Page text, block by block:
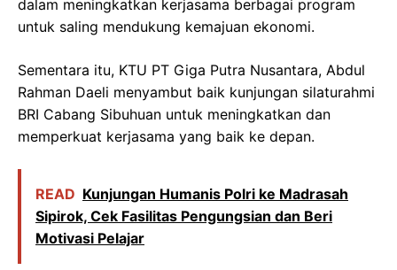
dalam meningkatkan kerjasama berbagai program
untuk saling mendukung kemajuan ekonomi.
Sementara itu, KTU PT Giga Putra Nusantara, Abdul
Rahman Daeli menyambut baik kunjungan silaturahmi
BRI Cabang Sibuhuan untuk meningkatkan dan
memperkuat kerjasama yang baik ke depan.
READ Kunjungan Humanis Polri ke Madrasah
Sipirok, Cek Fasilitas Pengungsian dan Beri
Motivasi Pelajar